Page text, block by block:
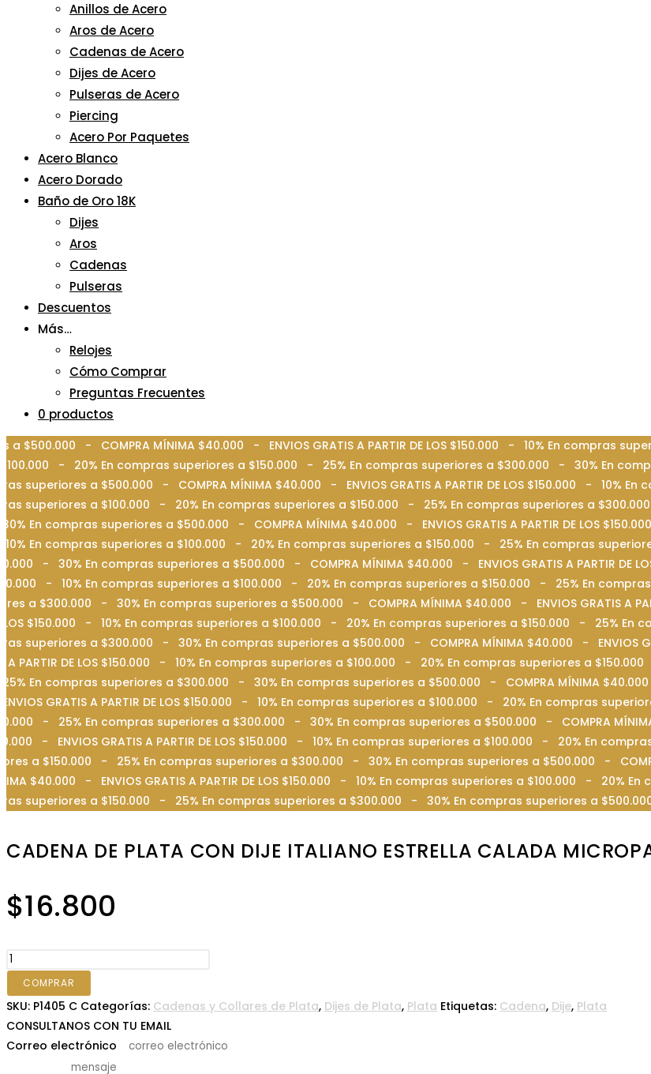
Anillos de Acero
Aros de Acero
Cadenas de Acero
Dijes de Acero
Pulseras de Acero
Piercing
Acero Por Paquetes
Acero Blanco
Acero Dorado
Baño de Oro 18K
Dijes
Aros
Cadenas
Pulseras
Descuentos
Más…
Relojes
Cómo Comprar
Preguntas Frecuentes
0 productos
- COMPRA MÍNIMA $40.000 - ENVIOS GRATIS A PARTIR DE LOS $150.000 - 10% En compras
- 20% En compras superiores a $150.000 - 25% En compras superiores a $300.000 - 30% En
a $500.000 - COMPRA MÍNIMA $40.000 - ENVIOS GRATIS A PARTIR DE LOS $150.000 - 10% En
superiores a $100.000 - 20% En compras superiores a $150.000 - 25% En compras superiores a
compras superiores a $500.000 - COMPRA MÍNIMA $40.000 - ENVIOS GRATIS A PARTIR DE LOS
En compras superiores a $100.000 - 20% En compras superiores a $150.000 - 25% En compras
- 30% En compras superiores a $500.000 - COMPRA MÍNIMA $40.000 - ENVIOS GRATIS A PARTIR DE
- 10% En compras superiores a $100.000 - 20% En compras superiores a $150.000 - 25% En
$300.000 - 30% En compras superiores a $500.000 - COMPRA MÍNIMA $40.000 - ENVIOS GRATIS A
$150.000 - 10% En compras superiores a $100.000 - 20% En compras superiores a $150.000 - 25% En
a $300.000 - 30% En compras superiores a $500.000 - COMPRA MÍNIMA $40.000 - ENVIOS
DE LOS $150.000 - 10% En compras superiores a $100.000 - 20% En compras superiores a
En compras superiores a $300.000 - 30% En compras superiores a $500.000 - COMPRA MÍNIMA $40.000
GRATIS A PARTIR DE LOS $150.000 - 10% En compras superiores a $100.000 - 20% En compras
- 25% En compras superiores a $300.000 - 30% En compras superiores a $500.000 - COMPRA
- ENVIOS GRATIS A PARTIR DE LOS $150.000 - 10% En compras superiores a $100.000 - 20% En
a $150.000 - 25% En compras superiores a $300.000 - 30% En compras superiores a $500.000 -
$40.000 - ENVIOS GRATIS A PARTIR DE LOS $150.000 - 10% En compras superiores a $100.000 - 20%
superiores a $150.000 - 25% En compras superiores a $300.000 - 30% En compras superiores a
CADENA DE PLATA CON DIJE ITALIANO ESTRELLA CALADA
$16.800
CADENA
DE
PLATA
COMPRAR
SKU: P1405 C Categorías: Cadenas y Collares de Plata, Dijes de Plata, Plata Etiquetas: Cadena, Dije, Plata
CONSULTANOS CON TU EMAIL
Correo electrónico